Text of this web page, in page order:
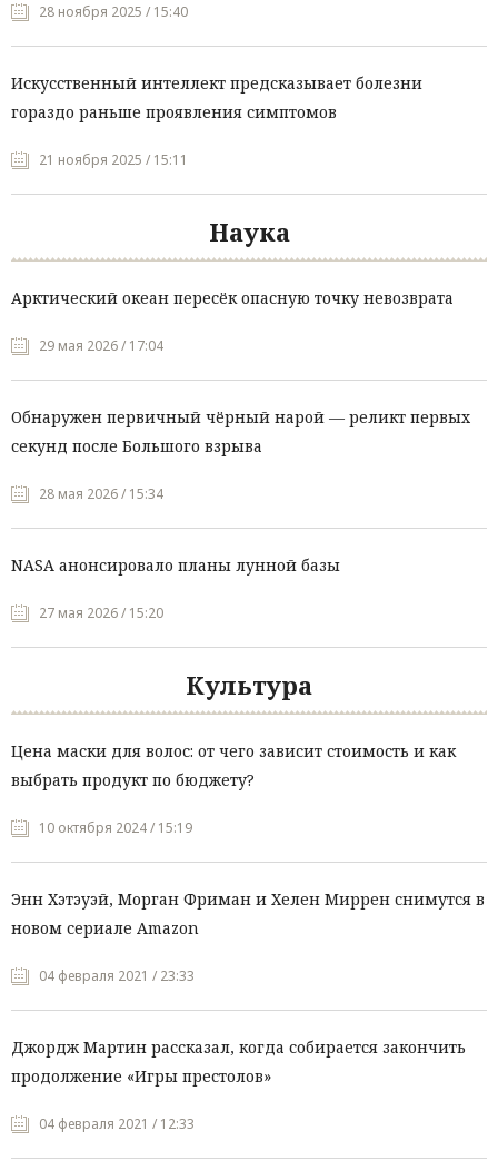
28 ноября 2025 / 15:40
Искусственный интеллект предсказывает болезни
гораздо раньше проявления симптомов
21 ноября 2025 / 15:11
Наука
Арктический океан пересёк опасную точку невозврата
29 мая 2026 / 17:04
Обнаружен первичный чёрный нарой — реликт первых
секунд после Большого взрыва
28 мая 2026 / 15:34
NASA анонсировало планы лунной базы
27 мая 2026 / 15:20
Культура
Цена маски для волос: от чего зависит стоимость и как
выбрать продукт по бюджету?
10 октября 2024 / 15:19
Энн Хэтэуэй, Морган Фриман и Хелен Миррен снимутся в
новом сериале Amazon
04 февраля 2021 / 23:33
Джордж Мартин рассказал, когда собирается закончить
продолжение «Игры престолов»
04 февраля 2021 / 12:33